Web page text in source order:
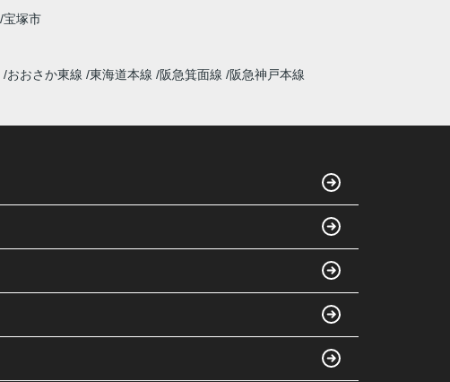
宝塚市
おおさか東線 東海道本線 阪急箕面線
阪急神戸本線